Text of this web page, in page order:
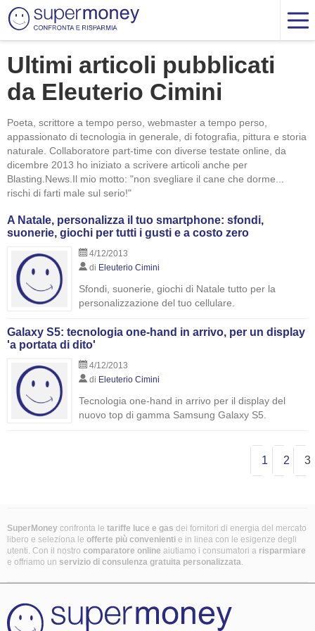
Ultimi articoli pubblicati
da Eleuterio Cimini
Poeta, scrittore a tempo perso, webmaster a tempo perso,
appassionato di tecnologia in generale, di fotografia, pittura e storia
naturale. Collaboratore part-time con diverse testate online, da
dicembre 2013 ho iniziato a scrivere articoli anche per
Blasting.News.Il mio motto: "non svegliare il cane che dorme...
rischi di farti male sul serio!"
A Natale, personalizza il tuo smartphone: sfondi,
suonerie, giochi per tutti i gusti e a costo zero
4/12/2013
di Eleuterio Cimini
Sfondi, suonerie, giochi di Natale tutto per la
personalizzazione del tuo cellulare.
Galaxy S5: tecnologia one-hand in arrivo, per un display
'a portata di dito'
4/12/2013
di Eleuterio Cimini
Tecnologia one-hand in arrivo per il display del
nuovo top di gamma Samsung Galaxy S5.
1 2 3
SuperMoney confronta le tariffe luce e gas dei fornitori di energia del mercato
libero e seleziona le offerte più convenienti e in linea con le esigenze degli
utenti. Con il nostro comparatore online aiutiamo i consumatori a risparmiare
e offriamo un servizio di consulenza gratuita personalizzata.